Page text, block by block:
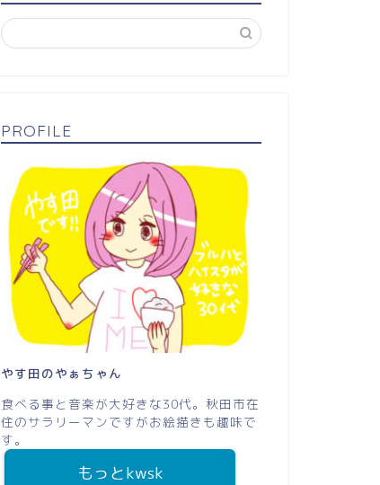
PROFILE
やす田のやぁちゃん
食べる事と音楽が大好きな30代。秋田市在
住のサラリーマンですがお絵描きも趣味で
す。
もっとkwsk